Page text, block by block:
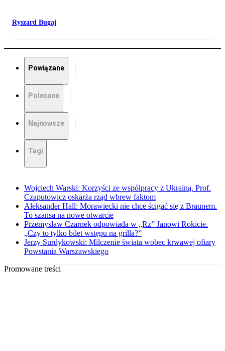
Ryszard Bugaj
Powiązane
Polecane
Najnowsze
Tagi
Wojciech Warski: Korzyści ze współpracy z Ukrainą. Prof.
Czaputowicz oskarża rząd wbrew faktom
Aleksander Hall: Morawiecki nie chce ścigać się z Braunem.
To szansa na nowe otwarcie
Przemysław Czarnek odpowiada w „Rz” Janowi Rokicie.
„Czy to tylko bilet wstępu na grilla?”
Jerzy Surdykowski: Milczenie świata wobec krwawej ofiary
Powstania Warszawskiego
Promowane treści